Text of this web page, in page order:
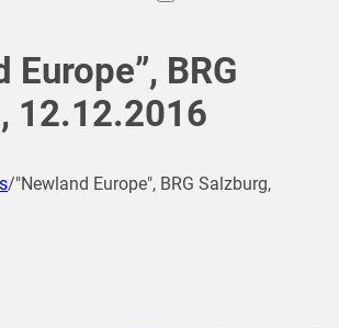
Europe”, BRG
12.12.2016
/"Newland Europe", BRG Salzburg,